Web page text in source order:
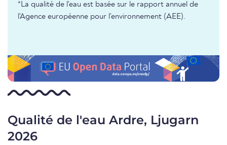
*La qualité de l'eau est basée sur le rapport annuel de
l'Agence européenne pour l'environnement (AEE).
Qualité de l'eau Ardre, Ljugarn
2026